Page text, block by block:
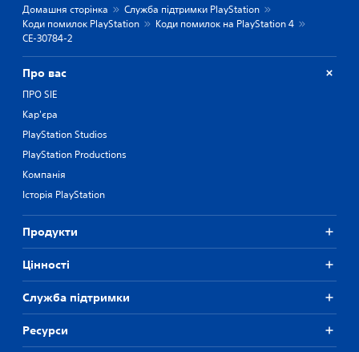
Домашня сторінка
Служба підтримки PlayStation
Коди помилок PlayStation
Коди помилок на PlayStation 4
CE-30784-2
Про вас
ПРО SIE
Кар'єра
PlayStation Studios
PlayStation Productions
Компанія
Історія PlayStation
Продукти
Цiнностi
Служба підтримки
Ресурси